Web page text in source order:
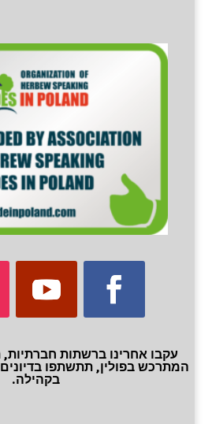
עקבו אחרינו ברשתות חברתיות,
המתרכש בפולין, תתשתפו
בקהילה.